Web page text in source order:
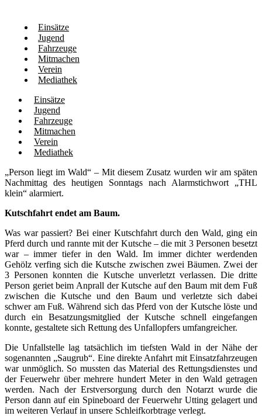
Einsätze
Jugend
Fahrzeuge
Mitmachen
Verein
Mediathek
Einsätze
Jugend
Fahrzeuge
Mitmachen
Verein
Mediathek
„Person liegt im Wald“ – Mit diesem Zusatz wurden wir am späten
Nachmittag des heutigen Sonntags nach Alarmstichwort „THL
klein“ alarmiert.
Kutschfahrt endet am Baum.
Was war passiert? Bei einer Kutschfahrt durch den Wald, ging ein
Pferd durch und rannte mit der Kutsche – die mit 3 Personen besetzt
war – immer tiefer in den Wald. Im immer dichter werdenden
Gehölz verfing sich die Kutsche zwischen zwei Bäumen. Zwei der
3 Personen konnten die Kutsche unverletzt verlassen. Die dritte
Person geriet beim Anprall der Kutsche auf den Baum mit dem Fuß
zwischen die Kutsche und den Baum und verletzte sich dabei
schwer am Fuß. Während sich das Pferd von der Kutsche löste und
durch ein Besatzungsmitglied der Kutsche schnell eingefangen
konnte, gestaltete sich Rettung des Unfallopfers umfangreicher.
Die Unfallstelle lag tatsächlich im tiefsten Wald in der Nähe der
sogenannten „Saugrub“. Eine direkte Anfahrt mit Einsatzfahrzeugen
war unmöglich. So mussten das Material des Rettungsdienstes und
der Feuerwehr über mehrere hundert Meter in den Wald getragen
werden. Nach der Erstversorgung durch den Notarzt wurde die
Person dann auf ein Spineboard der Feuerwehr Utting gelagert und
im weiteren Verlauf in unsere Schleifkorbtrage verlegt.